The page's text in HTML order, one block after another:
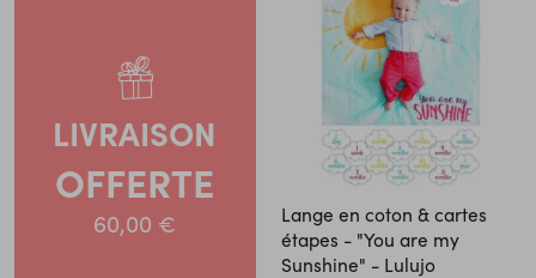
LIVRAISON
OFFERTE
60,00 €
Lange en coton & cartes
étapes - "You are my
Sunshine" - Lulujo